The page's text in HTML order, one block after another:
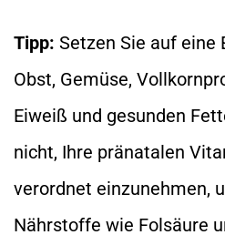
Tipp: Setzen Sie auf eine
Obst, Gemüse,
Eiweiß und gesunden
nicht, Ihre pränatalen
verordnet einzunehmen,
Nährstoffe wie Folsäure